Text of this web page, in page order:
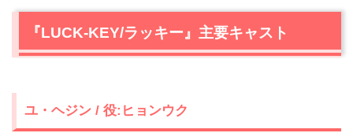
『LUCK-KEY/ラッキー』主要キャスト
ユ・ヘジン / 役:ヒョンウク